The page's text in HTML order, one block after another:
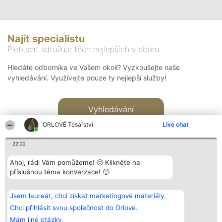
ORLOVÉ Tesařství Live chat
22:22
Ahoj, rádi Vám pomůžeme! 🙂 Klikněte na
příslušnou téma konverzace! 🙂
Jsem laureát, chci získat marketingové materiály.
Chci přihlásit svou společnost do Orlové.
Mám jiné otázky.
Najít specialistu
Plebiscit sdružuje těch nejlepších v oboru
Hledáte odborníka ve Vašem okolí? Vyzkoušejte naše
vyhledávání. Využívejte pouze ty nejlepší služby!
Vyhledávání
Bright Side Solutions sp. z o.
o. sp. k.
ul. Ruska 22
Wrocław 50-079
KRS 0000749100 | Regon
Vítězové
Seznam všech
laureátů
Zásady
Kontakt